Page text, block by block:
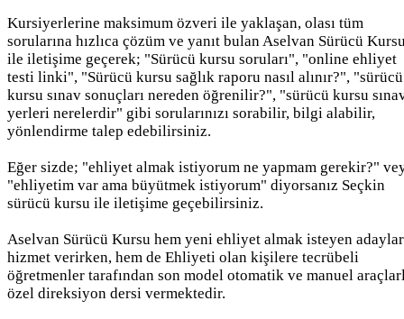
Kursiyerlerine maksimum özveri ile yaklaşan, olası tüm
sorularına hızlıca çözüm ve yanıt bulan Aselvan Sürücü
ile iletişime geçerek; "Sürücü kursu soruları", "online ehliyet
testi linki", "Sürücü kursu sağlık raporu nasıl alınır?", "sürücü
kursu sınav sonuçları nereden öğrenilir?", "sürücü kursu
yerleri nerelerdir" gibi sorularınızı sorabilir, bilgi alabilir,
yönlendirme talep edebilirsiniz.
Eğer sizde; "ehliyet almak istiyorum ne yapmam gerekir?"
"ehliyetim var ama büyütmek istiyorum" diyorsanız Seçkin
sürücü kursu ile iletişime geçebilirsiniz.
Aselvan Sürücü Kursu hem yeni ehliyet almak isteyen
hizmet verirken, hem de Ehliyeti olan kişilere tecrübeli
öğretmenler tarafından son model otomatik ve manuel
özel direksiyon dersi vermektedir.